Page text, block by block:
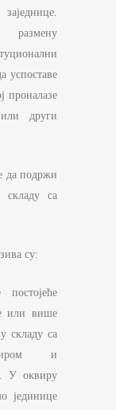
размену
успоставе
проналазе
други
да подржи
складу са
су:
или више
складу са
и
У оквиру
јединице